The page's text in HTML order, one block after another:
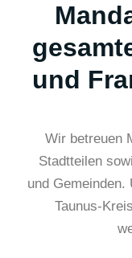
und
Wir betreuen
Stadtteilen
und
Taunus-